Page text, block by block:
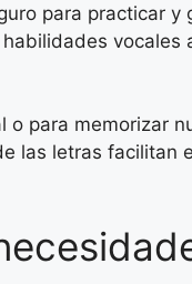
para practicar y
vocales
para memorizar
las letras facilitan